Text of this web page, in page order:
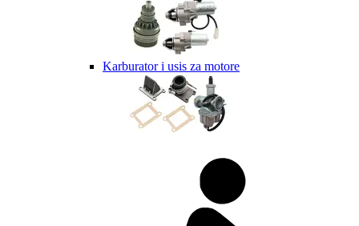
Karburator i usis za motore